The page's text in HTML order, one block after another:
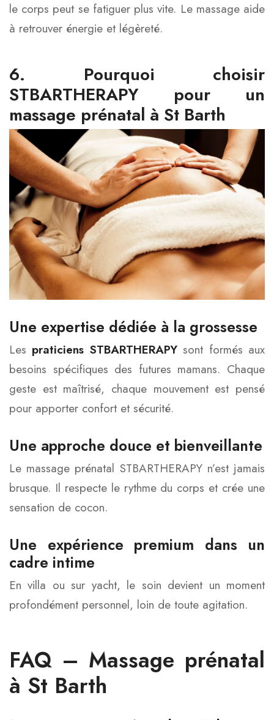
le corps peut se fatiguer plus vite. Le massage aide
à retrouver énergie et légèreté.
6. Pourquoi choisir
STBARTHERAPY pour un
massage prénatal à St Barth
Une expertise dédiée à la grossesse
Les praticiens STBARTHERAPYsont formés aux
besoins spécifiques des futures mamans. Chaque
geste est maîtrisé, chaque mouvement est pensé
pour apporter confort et sécurité.
Une approche douce et bienveillante
Le massage prénatal STBARTHERAPY n’est jamais
brusque. Il respecte le rythme du corps et crée une
sensation de cocon.
Une expérience premium dans un
cadre intime
En villa ou sur yacht, le soin devient un moment
profondément personnel, loin de toute agitation.
FAQ – Massage prénatal
à St Barth